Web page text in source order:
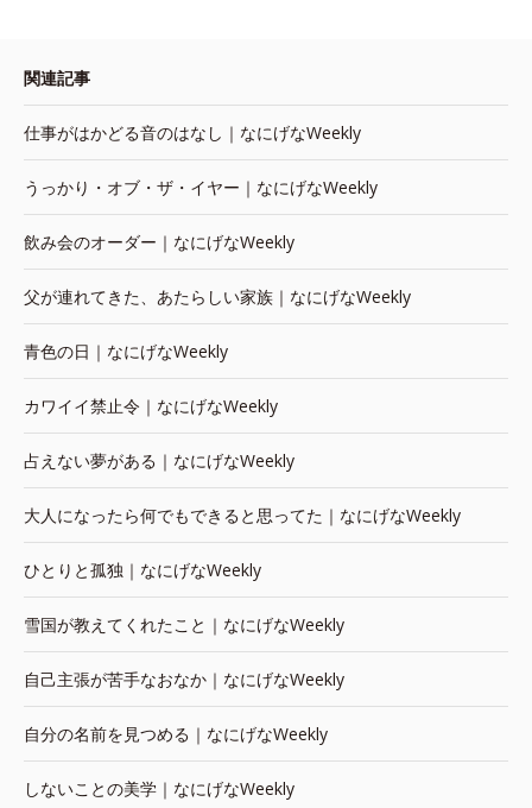
関連記事
仕事がはかどる音のはなし｜なにげなWeekly
うっかり・オブ・ザ・イヤー｜なにげなWeekly
飲み会のオーダー｜なにげなWeekly
父が連れてきた、あたらしい家族｜なにげなWeekly
青色の日｜なにげなWeekly
カワイイ禁止令｜なにげなWeekly
占えない夢がある｜なにげなWeekly
大人になったら何でもできると思ってた｜なにげなWeekly
ひとりと孤独｜なにげなWeekly
雪国が教えてくれたこと｜なにげなWeekly
自己主張が苦手なおなか｜なにげなWeekly
自分の名前を見つめる｜なにげなWeekly
しないことの美学｜なにげなWeekly